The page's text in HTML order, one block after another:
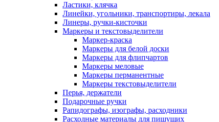
Ластики, клячка
Линейки, угольники, транспортиры, лекала
Линеры, ручки-кисточки
Маркеры и текстовыделители
Маркер-краска
Маркеры для белой доски
Маркеры для флипчартов
Маркеры меловые
Маркеры перманентные
Маркеры текстовыделители
Перья, держатели
Подарочные ручки
Рапидографы, изографы, расходники
Расходные материалы для пишущих